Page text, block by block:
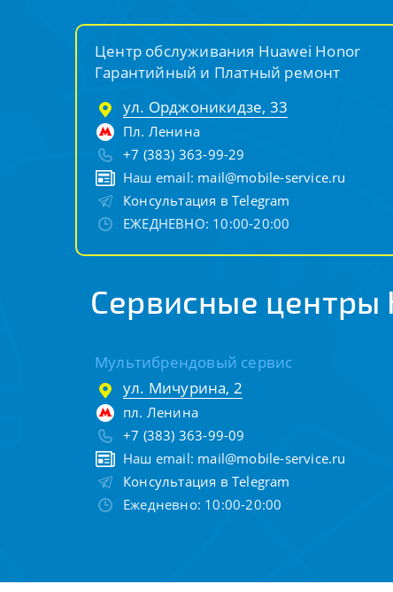
Центр обслуживания Huawei Honor
Гарантийный и Платный ремонт
ул. Орджоникидзе, 33
Пл. Ленина
+7 (383) 363-99-29
Наш email: mail@mobile-service.ru
Консультация в Telegram
ЕЖЕДНЕВНО: 10:00-20:00
Сервисные центры
Мультибрендовый сервис
ул. Мичурина, 2
пл. Ленина
+7 (383) 363-99-09
Наш email: mail@mobile-service.ru
Консультация в Telegram
Ежедневно: 10:00-20:00